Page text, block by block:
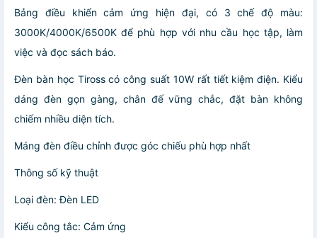
Bảng điều khiển cảm ứng hiện đại, có 3 chế độ màu:
3000K/4000K/6500K để phù hợp với nhu cầu học tập, làm
việc và đọc sách báo.
Đèn bàn học Tiross có công suất 10W rất tiết kiệm điện. Kiểu
dáng đèn gọn gàng, chân đế vững chắc, đặt bàn không
chiếm nhiều diện tích.
Máng đèn điều chỉnh được góc chiếu phù hợp nhất
Thông số kỹ thuật
Loại đèn: Đèn LED
Kiểu công tắc: Cảm ứng